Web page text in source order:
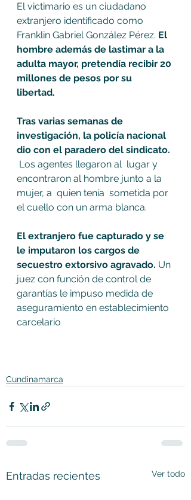
El victimario es un ciudadano
extranjero identificado como
Franklin Gabriel González Pérez. El
hombre además de lastimar a la
adulta mayor, pretendía recibir 20
millones de pesos por su
libertad.
Tras varias semanas de
investigación, la policía nacional
dio con el paradero del sindicato.
Los agentes llegaron al  lugar y
encontraron al hombre junto a la
mujer, a  quien tenía  sometida por
el cuello con un arma blanca.
El extranjero fue capturado y se
le imputaron los cargos de
secuestro extorsivo agravado. Un
juez con función de control de
garantías le impuso medida de
aseguramiento en establecimiento
carcelario
Cundinamarca
Entradas recientes Ver todo